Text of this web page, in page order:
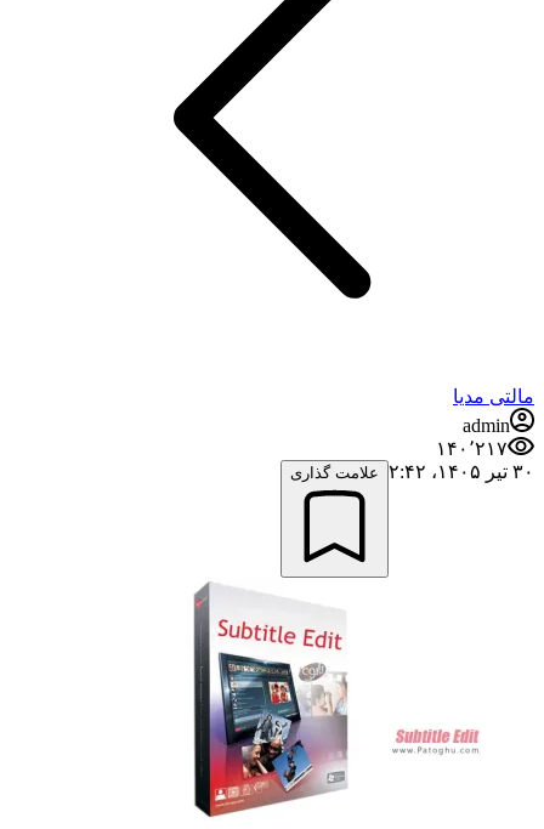
مالتی مدیا
admin
۱۴۰٬۲۱۷
۳۰ تیر ۱۴۰۵،‏ ۲:۴۲
علامت گذاری